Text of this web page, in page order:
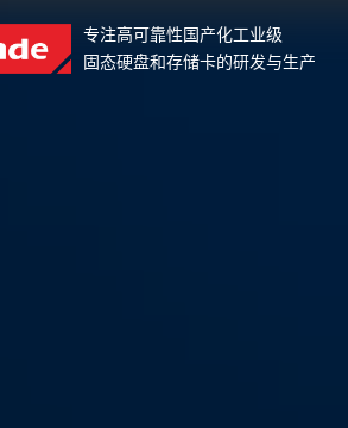
专注高可靠性国产化工业级
固态硬盘和存储卡的研发与生产